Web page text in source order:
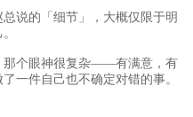
的「细节」，大概仅限于明
个眼神很复杂——有满意，有
一件自己也不确定对错的事。